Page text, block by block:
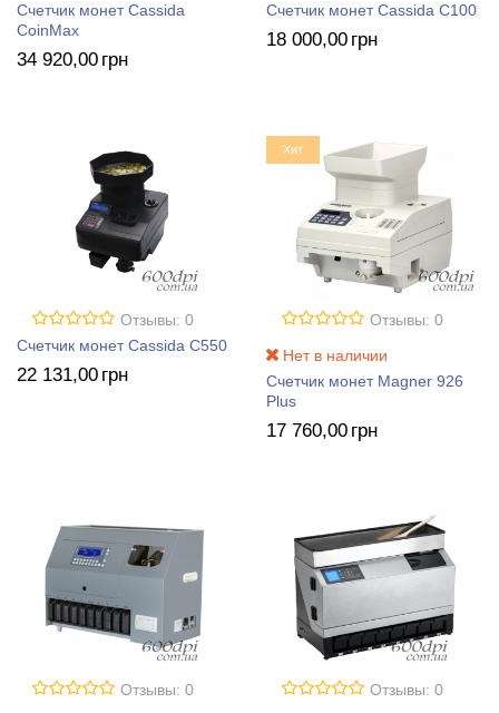
Счетчик монет Cassida
CoinMax
34 920,00 грн
Счетчик монет Cassida C100
18 000,00 грн
Отзывы: 0
Счетчик монет Cassida C550
22 131,00 грн
Хит
Отзывы: 0
Нет в наличии
Счетчик монет Magner 926
Plus
17 760,00 грн
Отзывы: 0
Отзывы: 0